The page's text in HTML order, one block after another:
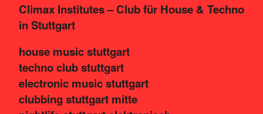
Climax Institutes – Club für House & Techno
in Stuttgart
house music stuttgart
techno club stuttgart
electronic music stuttgart
clubbing stuttgart mitte